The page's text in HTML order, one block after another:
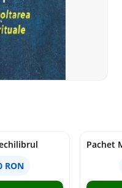
RON